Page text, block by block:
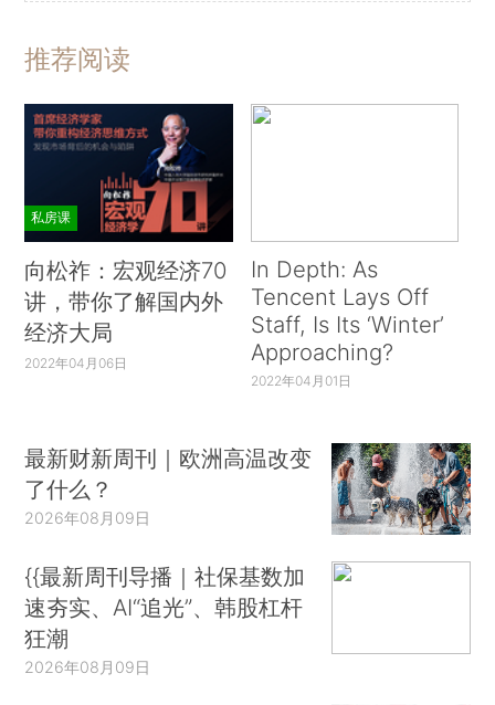
推荐阅读
私房课
向松祚：宏观经济70
讲，带你了解国内外
经济大局
2022年04月06日
In Depth: As
Tencent Lays Off
Staff, Is Its ‘Winter’
Approaching?
2022年04月01日
最新财新周刊｜欧洲高温改变
了什么？
2026年08月09日
{{最新周刊导播｜社保基数加
速夯实、AI“追光”、韩股杠杆
狂潮
2026年08月09日